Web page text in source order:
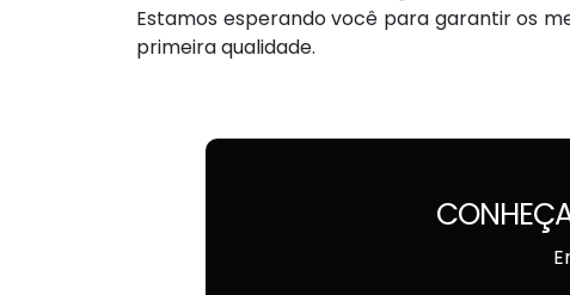
Estamos esperando você para garantir os
primeira qualidade.